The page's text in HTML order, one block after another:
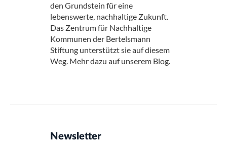
den Grundstein für eine
lebenswerte, nachhaltige Zukunft.
Das Zentrum für Nachhaltige
Kommunen der Bertelsmann
Stiftung unterstützt sie auf diesem
Weg. Mehr dazu auf unserem Blog.
Newsletter